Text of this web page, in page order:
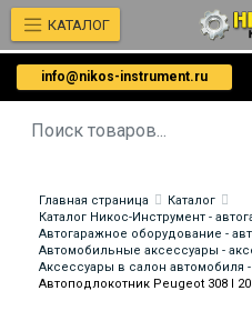
info@nikos-instrument.ru
КАТАЛОГ
Главная страница
Каталог
Каталог Никос-Инструмент -
Автогаражное оборудование -
Автомобильные аксессуары -
Аксессуары в салон автомобиля
Автоподлокотник Peugeot 308 I